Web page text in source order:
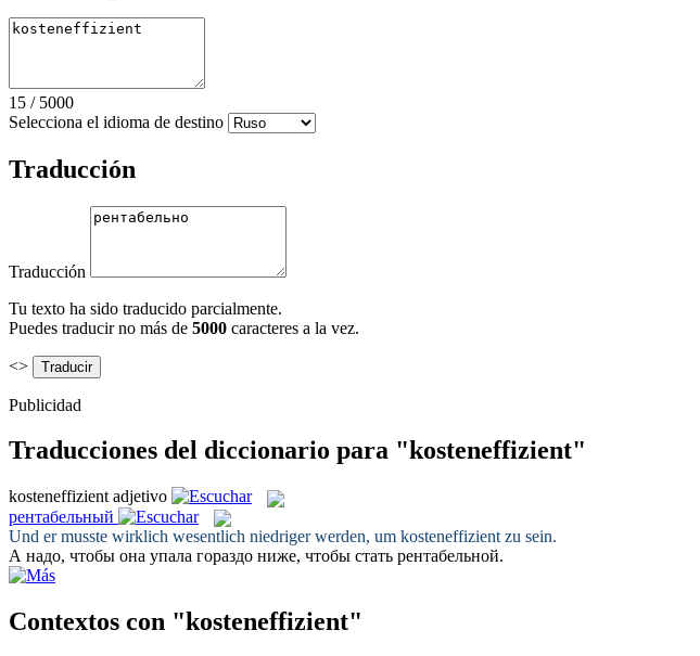
15 / 5000
Selecciona el idioma de destino
Traducción
Traducción
Tu texto ha sido traducido parcialmente.
Puedes traducir no más de 5000 caracteres a la vez.
<>
Publicidad
Traducciones del diccionario para "kosteneffizient"
kosteneffizient adjetivo
рентабельный
Und er musste wirklich wesentlich niedriger werden, um kosteneffizient zu sein.
А надо, чтобы она упала гораздо ниже, чтобы стать рентабельной.
Contextos con "kosteneffizient"